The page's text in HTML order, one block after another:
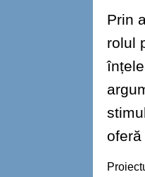
Prin
rolul
oferă